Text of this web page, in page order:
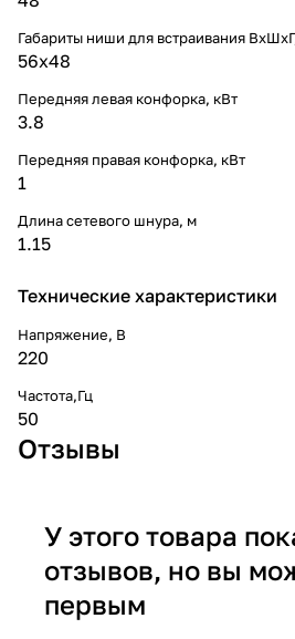
Габариты ниши для встраивания
56х48
Передняя левая конфорка, кВт
3.8
Передняя правая конфорка, кВт
1
Длина сетевого шнура, м
1.15
Технические характеристики
Напряжение, В
220
Частота,Гц
50
Отзывы
У этого товара
отзывов, но вы
первым